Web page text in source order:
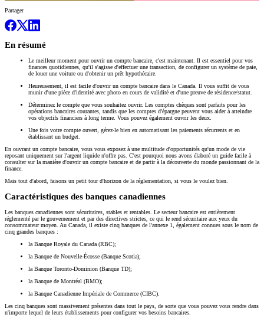
Partager
En résumé
Le meilleur moment pour ouvrir un compte bancaire, c'est maintenant. Il est essentiel pour vos
finances quotidiennes, qu'il s'agisse d'effectuer une transaction, de configurer un système de paie,
de louer une voiture ou d'obtenir un prêt hypothécaire.
Heureusement, il est facile d'ouvrir un compte bancaire dans le Canada. Il vous suffit de vous
munir d'une pièce d'identité avec photo en cours de validité et d'une preuve de résidence/statut.
Déterminez le compte que vous souhaitez ouvrir. Les comptes chèques sont parfaits pour les
opérations bancaires courantes, tandis que les comptes d'épargne peuvent vous aider à atteindre
vos objectifs financiers à long terme. Vous pouvez également ouvrir les deux.
Une fois votre compte ouvert, gérez-le bien en automatisant les paiements récurrents et en
établissant un budget.
En ouvrant un compte bancaire, vous vous exposez à une multitude d'opportunités qu'un mode de vie
reposant uniquement sur l'argent liquide n'offre pas. C'est pourquoi nous avons élaboré un guide facile à
consulter sur la manière d'ouvrir un compte bancaire et de partir à la découverte du monde passionnant de la
finance.
Mais tout d'abord, faisons un petit tour d'horizon de la réglementation, si vous le voulez bien.
Caractéristiques des banques canadiennes
Les banques canadiennes sont sécuritaires, stables et rentables. Le secteur bancaire est entièrement
réglementé par le gouvernement et par des directives strictes, ce qui le rend sécuritaire aux yeux du
consommateur moyen. Au Canada, il existe cinq banques de l'annexe 1, également connues sous le nom de
cinq grandes banques :
la Banque Royale du Canada (RBC);
la Banque de Nouvelle-Écosse (Banque Scotia);
la Banque Toronto-Dominion (Banque TD);
la Banque de Montréal (BMO);
la Banque Canadienne Impériale de Commerce (CIBC).
Les cinq banques sont massivement présentes dans tout le pays, de sorte que vous pouvez vous rendre dans
n'importe lequel de leurs établissements pour configurer vos besoins bancaires.